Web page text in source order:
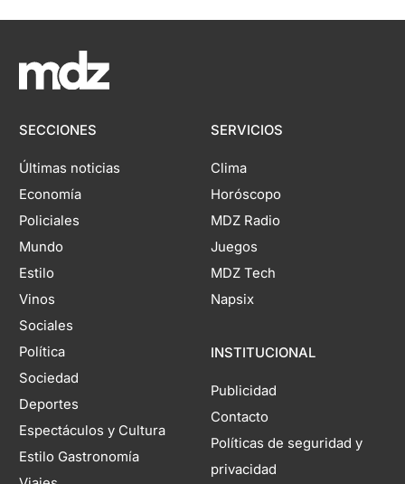
SECCIONES
Últimas noticias
Economía
Policiales
Mundo
Estilo
Vinos
Sociales
Política
Sociedad
Deportes
Espectáculos y Cultura
Estilo Gastronomía
SERVICIOS
Clima
Horóscopo
MDZ Radio
Juegos
MDZ Tech
Napsix
INSTITUCIONAL
Publicidad
Contacto
Políticas de seguridad y
privacidad